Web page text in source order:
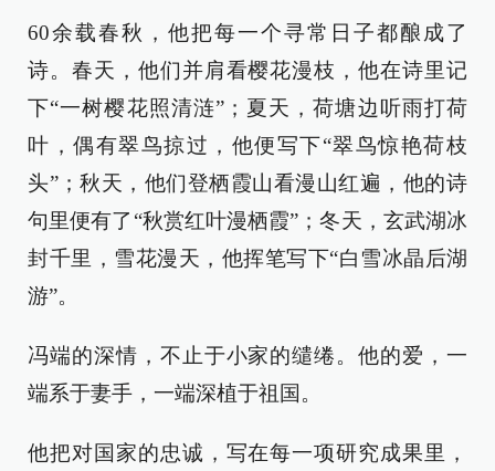
60余载春秋，他把每一个寻常日子都酿成了
诗。春天，他们并肩看樱花漫枝，他在诗里记
下“一树樱花照清涟”；夏天，荷塘边听雨打荷
叶，偶有翠鸟掠过，他便写下“翠鸟惊艳荷枝
头”；秋天，他们登栖霞山看漫山红遍，他的诗
句里便有了“秋赏红叶漫栖霞”；冬天，玄武湖冰
封千里，雪花漫天，他挥笔写下“白雪冰晶后湖
游”。
冯端的深情，不止于小家的缱绻。他的爱，一
端系于妻手，一端深植于祖国。
他把对国家的忠诚，写在每一项研究成果里，